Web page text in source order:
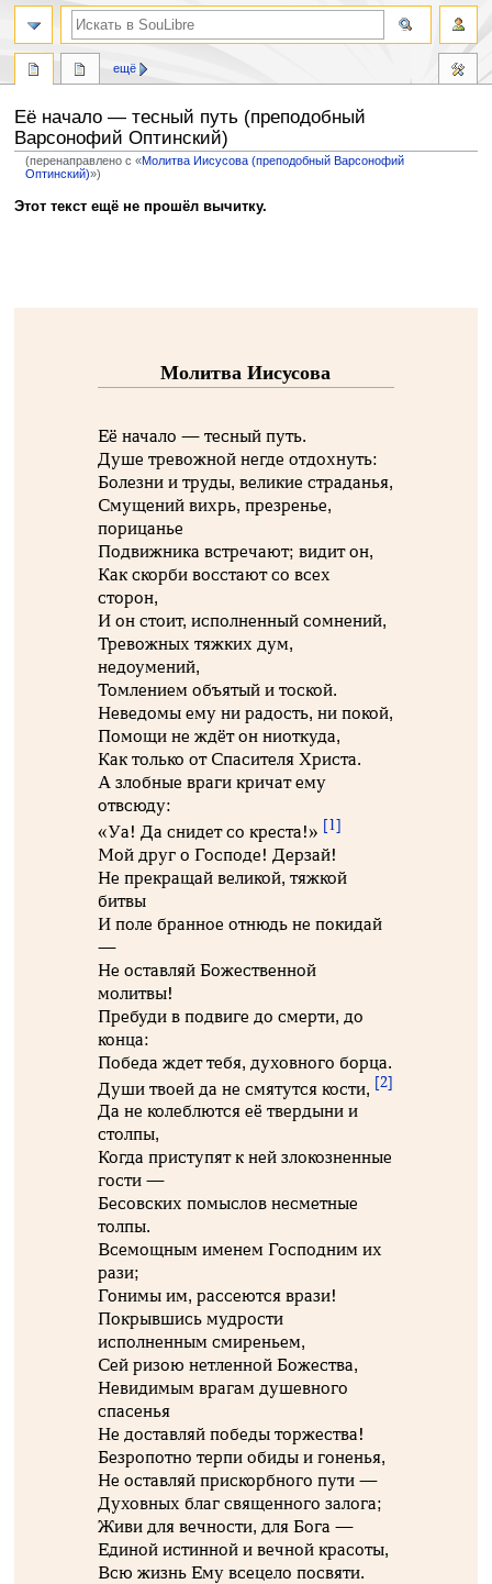
Её начало — тесный путь (преподобный
Варсонофий Оптинский)
(перенаправлено с «Молитва Иисусова (преподобный Варсонофий
Оптинский)»)
Перейти
Перейти
Этот текст ещё не прошёл вычитку.
Молитва Иисусова
Её начало — тесный путь.
Душе тревожной негде отдохнуть:
Болезни и труды, великие страданья,
Смущений вихрь, презренье,
порицанье
Подвижника встречают; видит он,
Как скорби восстают со всех
сторон,
И он стоит, исполненный сомнений,
Тревожных тяжких дум,
недоумений,
Томлением объятый и тоской.
Неведомы ему ни радость, ни покой,
Помощи не ждёт он ниоткуда,
Как только от Спасителя Христа.
А злобные враги кричат ему
отвсюду:
«Уа! Да снидет со креста!» [1]
Мой друг о Господе! Дерзай!
Не прекращай великой, тяжкой
битвы
И поле бранное отнюдь не покидай
—
Не оставляй Божественной
молитвы!
Пребуди в подвиге до смерти, до
конца:
Победа ждет тебя, духовного борца.
Души твоей да не смятутся кости, [2]
Да не колеблются её твердыни и
столпы,
Когда приступят к ней злокозненные
гости —
Бесовских помыслов несметные
толпы.
Всемощным именем Господним их
рази;
Гонимы им, рассеются врази!
Покрывшись мудрости
исполненным смиреньем,
Сей ризою нетленной Божества,
Невидимым врагам душевного
спасенья
Не доставляй победы торжества!
Безропотно терпи обиды и гоненья,
Не оставляй прискорбного пути —
Духовных благ священного залога;
Живи для вечности, для Бога —
Единой истинной и вечной красоты,
Всю жизнь Ему всецело посвяти.
ещё